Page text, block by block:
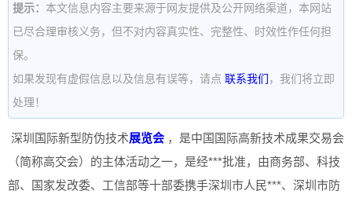
提示： 本文信息内容主要来源于网友提供及公开网络渠道，本网站
已尽合理审核义务，但不对内容真实性、完整性、时效性作任何担
保。
如果发现有虚假信息以及信息有误等，请点 联系我们 ，我们将立即
处理！
深圳国际新型防伪技术展览会 ，是中国国际高新技术成果交易会
（简称高交会）的主体活动之一，是经***批准，由商务部、科技
部、国家发改委、工信部等十部委携手深圳市人民***、深圳市防